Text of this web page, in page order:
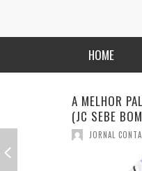
HOME
REGIONAL
DE PASSAGEM
A ESTRANHA
SEBE BOM
JORNAL